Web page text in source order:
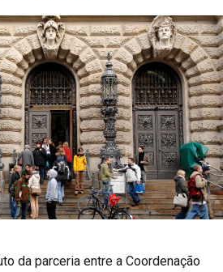
da parceria entre a Coordenação